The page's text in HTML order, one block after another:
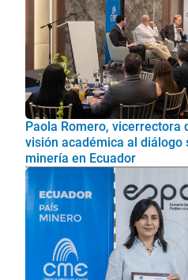
Paola Romero, vicerrectora
visión académica al diálogo
minería en Ecuador